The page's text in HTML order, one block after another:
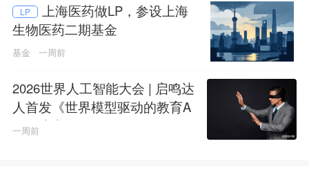
LP
上海医药做LP，参设上海
生物医药二期基金
基金 一周前
2026世界人工智能大会 | 启鸣达
人首发《世界模型驱动的教育A
GI白皮书》
一周前